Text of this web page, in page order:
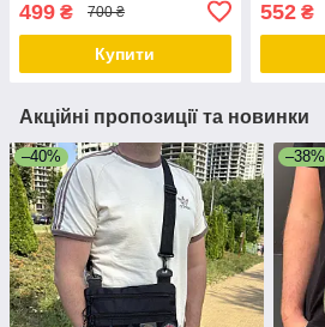
499 ₴ 700 ₴
Купити
552₴
Акційні пропозиції та новинки
–40% –38%